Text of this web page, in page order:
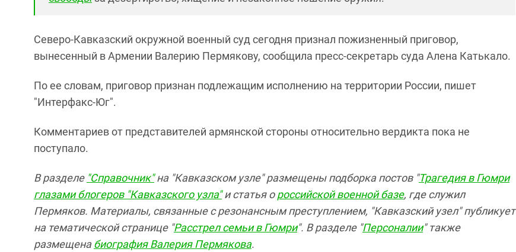
Северо-Кавказский окружной военный суд сегодня признал пожизненный приговор,
вынесенный в Армении Валерию Пермякову, сообщила пресс-секретарь суда Алена Катькало.
По ее словам, приговор признан подлежащим исполнению на территории России, пишет
"Интерфакс-Юг".
Комментариев от представителей армянской стороны относительно вердикта пока не
поступало.
В разделе "Справочник"на "Кавказском узле" размещены подборка постов "Трагедия в Гюмри
глазами блогеров "Кавказского узла"и статья ороссийской военной базе, где служил
Пермяков. Материалы, связанные с резонансным преступлением, "Кавказский узел" публикует
на тематической странице "Расстрел семьи в Гюмри". В разделе "Персоналии" также
размещенабиография Валерия Пермякова.